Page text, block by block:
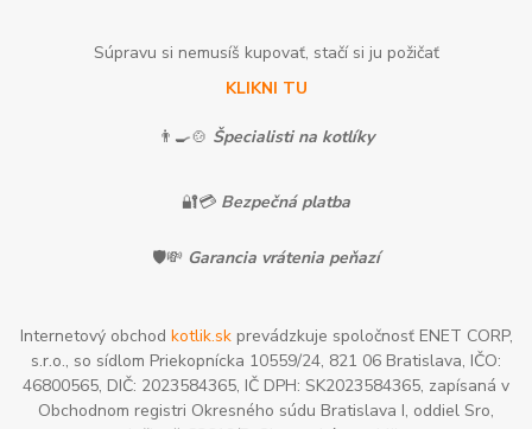
Súpravu si nemusíš kupovať, stačí si ju požičať
KLIKNI TU
👨‍🍳🍲 Špecialisti na kotlíky
🔐💳 Bezpečná platba
🛡️💸 Garancia vrátenia peňazí
Internetový obchod kotlik.skprevádzkuje spoločnosť ENET CORP,
s.r.o., so sídlom Priekopnícka 10559/24, 821 06 Bratislava, IČO:
46800565, DIČ: 2023584365, IČ DPH: SK2023584365, zapísaná v
Obchodnom registri Okresného súdu Bratislava I, oddiel Sro,